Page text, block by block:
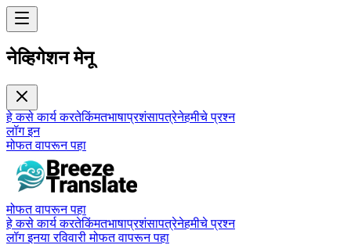
नेव्हिगेशन मेनू
हे कसे कार्य करतेकिंमतभाषाप्रशंसापत्रेनेहमीचे प्रश्न
लॉग इन
मोफत वापरून पहा
मोफत वापरून पहा
हे कसे कार्य करतेकिंमतभाषाप्रशंसापत्रेनेहमीचे प्रश्न
लॉग इनया रविवारी मोफत वापरून पहा